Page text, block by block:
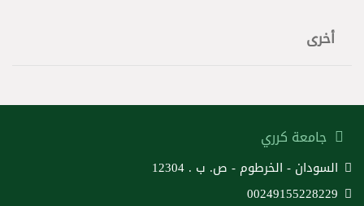
أخرى
جامعة كرري
السودان - الخرطوم - ص. ب . 12304
00249155228229